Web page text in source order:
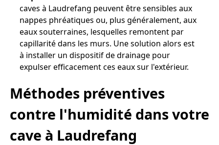
caves à Laudrefang peuvent être sensibles aux
nappes phréatiques ou, plus généralement, aux
eaux souterraines, lesquelles remontent par
capillarité dans les murs. Une solution alors est
à installer un dispositif de drainage pour
expulser efficacement ces eaux sur l'extérieur.
Méthodes préventives
contre l'humidité dans votre
cave à Laudrefang